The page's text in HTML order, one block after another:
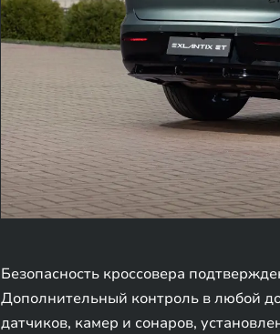
Безопасность кроссовера
Дополнительный контроль в любой
датчиков, камер и сонаров,